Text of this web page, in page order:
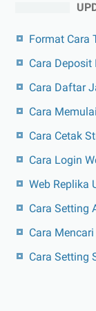
Format Cara
Cara
Cara Daftar
Cara
Cara Cetak
Cara Login
Web Replika
Cara Setting
Cara
Cara Setting